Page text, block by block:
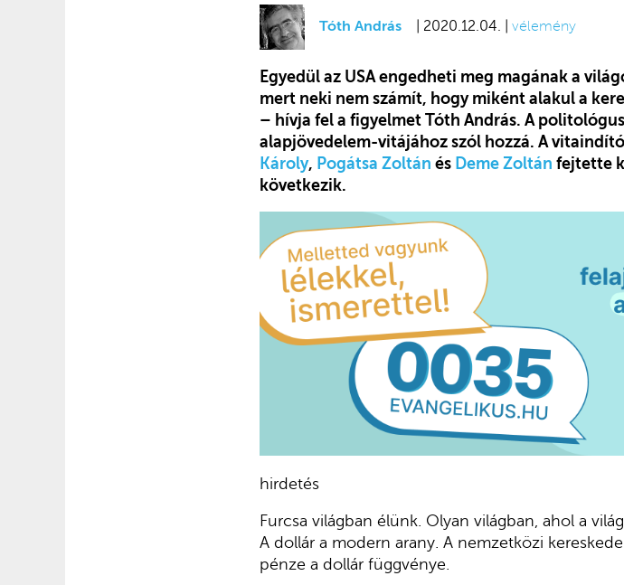
Tóth András | 2020.12.04. | vélemény
Egyedül az USA engedheti meg magának a
mert neki nem számít, hogy miként alakul a
– hívja fel a figyelmet Tóth András. A
alapjövedelem-vitájához szól hozzá. A vitaindító
Károly, Pogátsa Zoltán és Deme Zoltán fejtette
következik.
hirdetés
Furcsa világban élünk. Olyan világban, ahol a
A dollár a modern arany. A nemzetközi
pénze a dollár függvénye.